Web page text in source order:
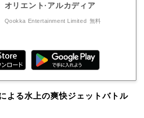
オリエント·アルカディア
Qookka Entertainment Limited 無料
よる水上の爽快ジェットバトル